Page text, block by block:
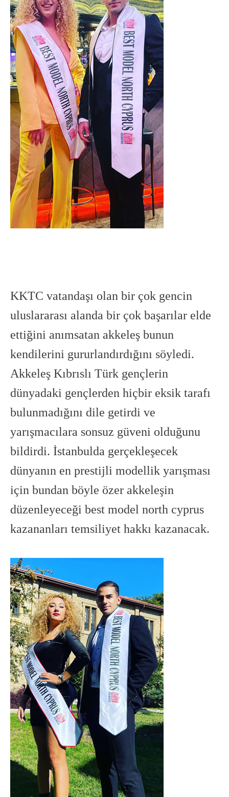
KKTC vatandaşı olan bir çok gencin
uluslararası alanda bir çok başarılar elde
ettiğini anımsatan akkeleş bunun
kendilerini gururlandırdığını söyledi.
Akkeleş Kıbrıslı Türk gençlerin
dünyadaki gençlerden hiçbir eksik tarafı
bulunmadığını dile getirdi ve
yarışmacılara sonsuz güveni olduğunu
bildirdi. İstanbulda gerçekleşecek
dünyanın en prestijli modellik yarışması
için bundan böyle özer akkeleşin
düzenleyeceği best model north cyprus
kazananları temsiliyet hakkı kazanacak.